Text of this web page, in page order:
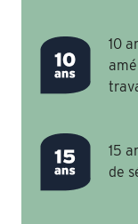
10
15
de